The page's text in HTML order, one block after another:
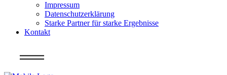
Impressum
Datenschutzerklärung
Starke Partner für starke Ergebnisse
Kontakt